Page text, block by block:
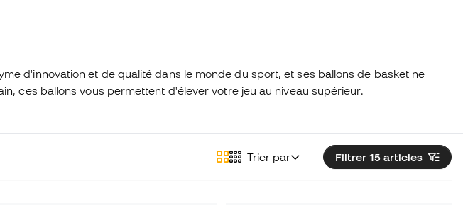
d'innovation et de qualité dans le monde du sport, et ses ballons de basket ne
ces ballons vous permettent d'élever votre jeu au niveau supérieur.
Filtrer 15 articles
Trier par